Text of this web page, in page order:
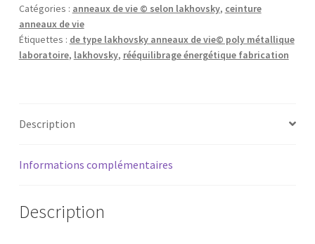
type
Lakhovsky
anneaux
de
Catégories : anneaux de vie © selon lakhovsky, ceinture
anneaux de vie
Étiquettes : de type lakhovsky anneaux de vie© poly métallique
laboratoire, lakhovsky, rééquilibrage énergétique fabrication
Description
Informations complémentaires
Description